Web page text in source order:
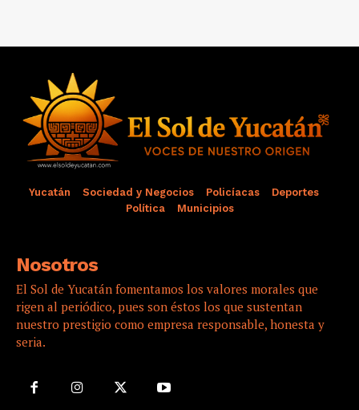
Yucatán Sociedad y Negocios Policíacas
Deportes
Política
Municipios
Nosotros
El Sol de Yucatán fomentamos los valores morales que
rigen al periódico, pues son éstos los que sustentan
nuestro prestigio como empresa responsable, honesta y
seria.